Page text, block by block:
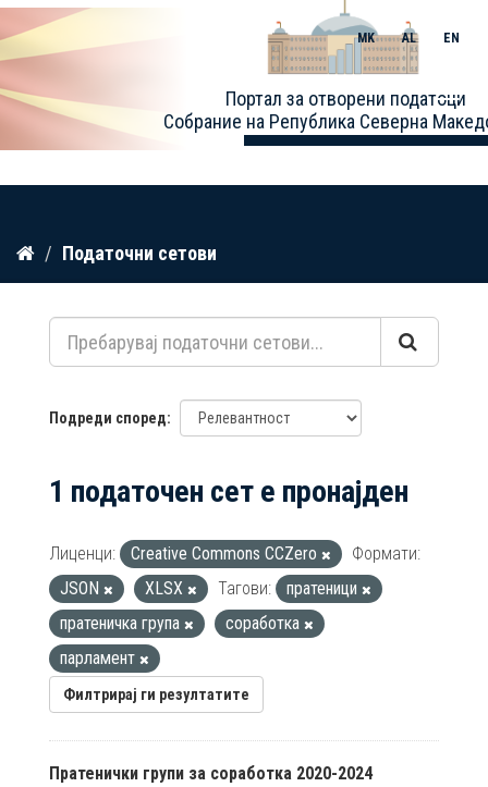
Прескокнете
содржина
Портал за отворени податоци
Собрание на Република Северна
MK AL EN
Toggle
Податочни сетови
Подреди според
1 податочен сет е пронајден
Лиценци: Creative Commons CCZero
Формати:
JSON
XLSX Тагови:
пратеници
пратеничка група
соработка
парламент
Филтрирај ги резултатите
Пратенички групи за соработка 2020-2024